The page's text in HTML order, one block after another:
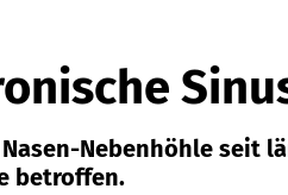
Nebenhöhle seit
betroffen.